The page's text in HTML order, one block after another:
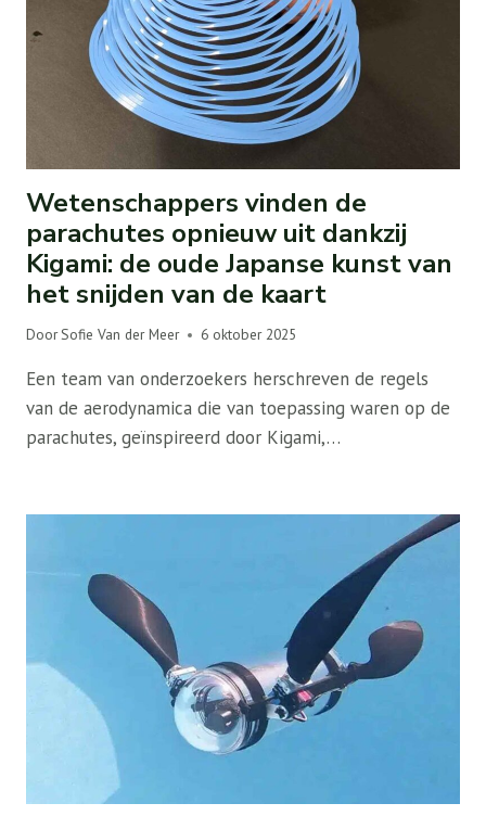
Wetenschappers vinden de
parachutes opnieuw uit dankzij
Kigami: de oude Japanse kunst van
het snijden van de kaart
DoorSofie Van der Meer 6 oktober 2025
Een team van onderzoekers herschreven de regels
van de aerodynamica die van toepassing waren op de
parachutes, geïnspireerd door Kigami,…